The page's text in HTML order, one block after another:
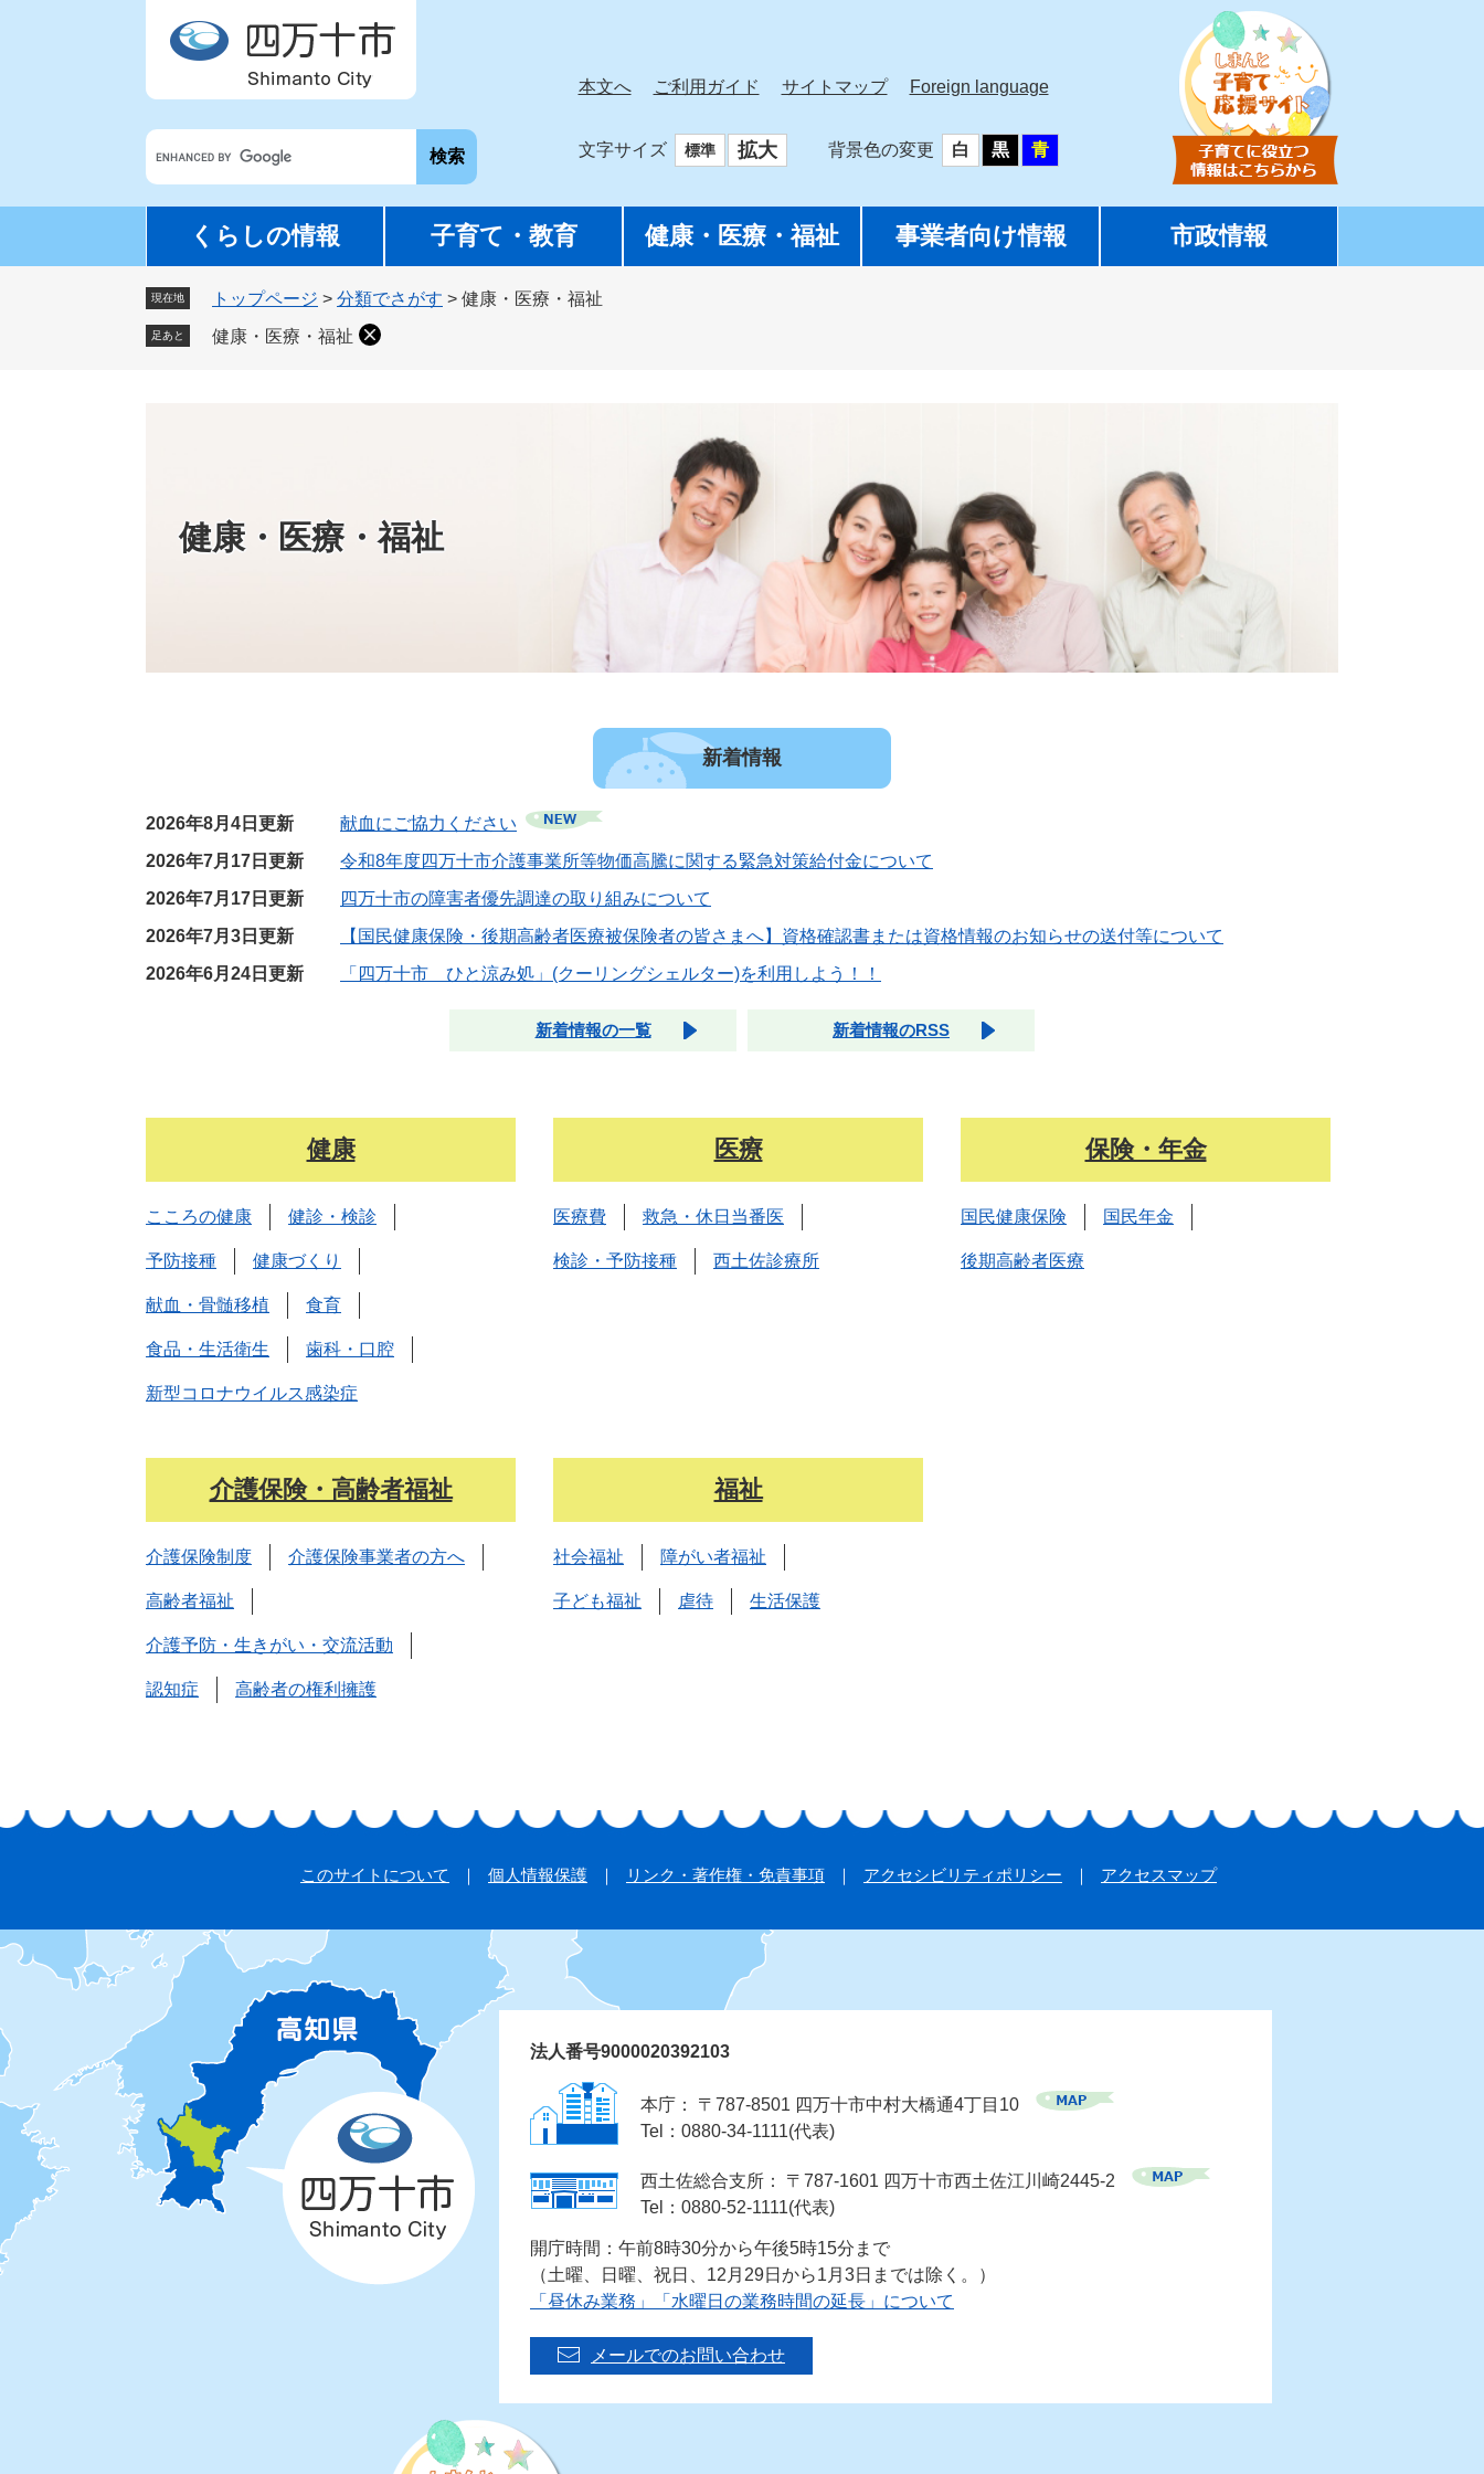
G
カ
ス
本文へ ご利用ガイド サイトマップ Foreign language
文字サイズ 標準 拡大 背景色の変更 白 黒 青
くらしの情報 子育て・教育 健康・医療・福祉 事業者向け情報 市政情報
現在地 トップページ > 分類でさがす > 健康・医療・福祉
足あと 健康・医療・福祉
健康・医療・福祉
新着情報
2026年8月4日更新
献血にご協力ください
2026年7月17日更新
令和8年度四万十市介護事業所等物価高騰に関する緊急対策給付金について
2026年7月17日更新
四万十市の障害者優先調達の取り組みについて
2026年7月3日更新
【国民健康保険・後期高齢者医療被保険者の皆さまへ】資格確認書または資格情報のお知らせの送付等について
2026年6月24日更新
「四万十市 ひと涼み処」(クーリングシェルター)を利用しよう！！
新着情報の一覧 新着情報のRSS
健康
こころの健康 健診・検診
予防接種 健康づくり
献血・骨髄移植 食育
食品・生活衛生 歯科・口腔
新型コロナウイルス感染症
医療
医療費 救急・休日当番医
検診・予防接種 西土佐診療所
保険・年金
国民健康保険 国民年金
後期高齢者医療
介護保険・高齢者福祉
介護保険制度 介護保険事業者の方へ
高齢者福祉
介護予防・生きがい・交流活動
認知症 高齢者の権利擁護
福祉
社会福祉 障がい者福祉
子ども福祉 虐待 生活保護
このサイトについて 個人情報保護 リンク・著作権・免責事項 アクセシビリティポリシー アクセスマップ
法人番号9000020392103
本庁： 〒787-8501 四万十市中村大橋通4丁目10
Tel：0880-34-1111(代表)
西土佐総合支所： 〒787-1601 四万十市西土佐江川崎2445-2
Tel：0880-52-1111(代表)
開庁時間：午前8時30分から午後5時15分まで
（土曜、日曜、祝日、12月29日から1月3日までは除く。）
「昼休み業務」「水曜日の業務時間の延長」について
メールでのお問い合わせ